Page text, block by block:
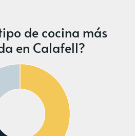
de cocina más
en Calafell?